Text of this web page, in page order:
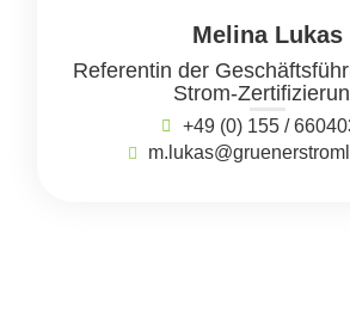
Melina Lukas
Referentin der
Strom-
+49 (0) 155 /